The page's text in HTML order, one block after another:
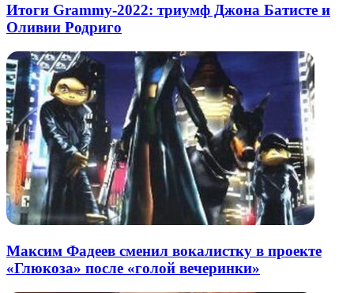
Итоги Grammy-2022: триумф Джона Батисте и
Оливии Родриго
Максим Фадеев сменил вокалистку в проекте
«Глюкоза» после «голой вечеринки»